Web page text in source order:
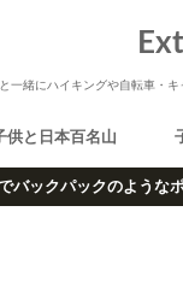
一緒にハイキングや自転車・
供と日本百名山
バックパックのような